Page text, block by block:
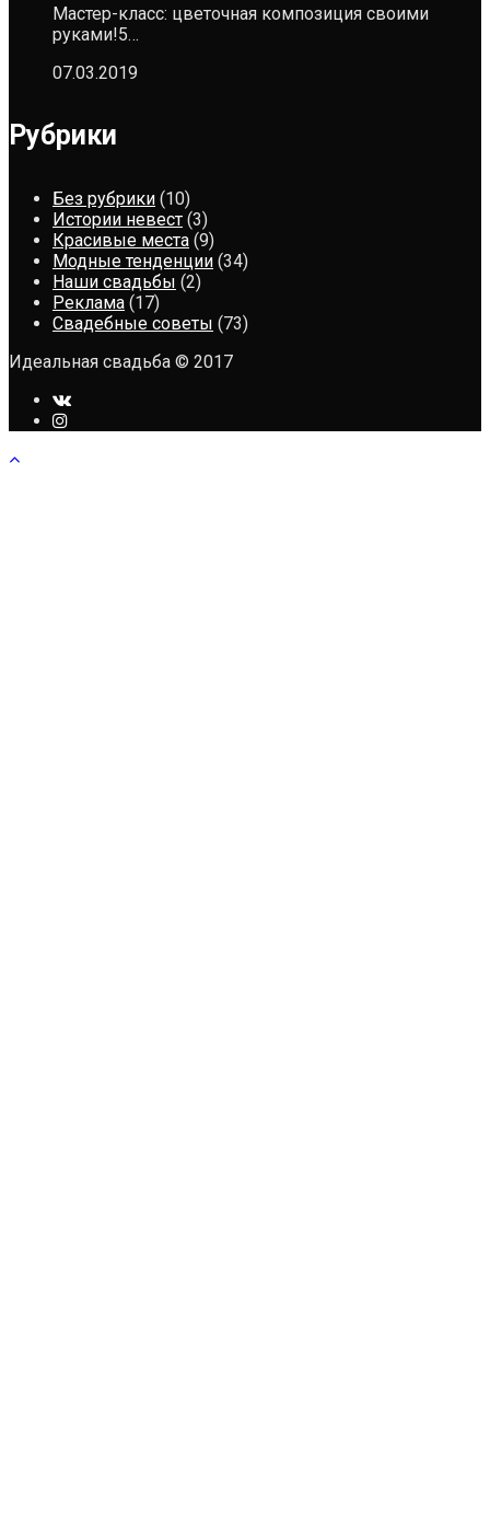
Мастер-класс: цветочная композиция своими
руками!5…
07.03.2019
Рубрики
Без рубрики (10)
Истории невест (3)
Красивые места (9)
Модные тенденции (34)
Наши свадьбы (2)
Реклама (17)
Свадебные советы (73)
Идеальная свадьба © 2017